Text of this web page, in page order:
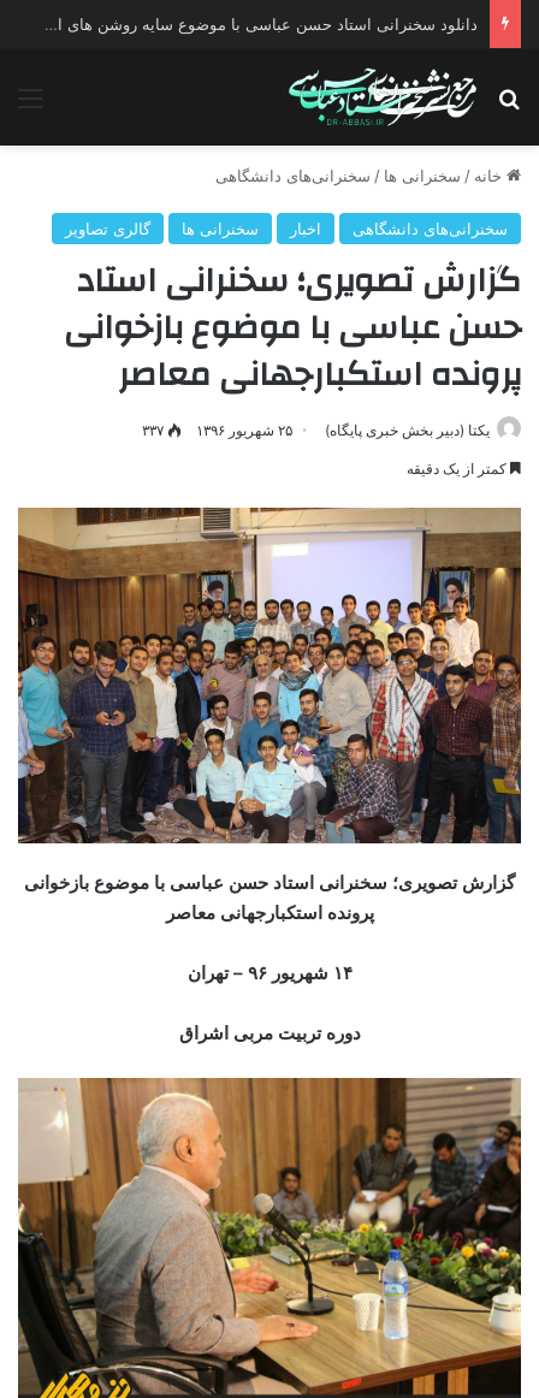
دانلود سخنرانی استاد حسن عباسی با موضوع چهار انتخاب ۱۴۰۰
جستجو برای
خانه / سخنرانی ها / سخنرانی‌های دانشگاهی
سخنرانی‌های دانشگاهی اخبار سخنرانی ها گالری تصاویر
گزارش تصویری؛ سخنرانی استاد
حسن عباسی با موضوع بازخوانی
پرونده استکبارجهانی معاصر
یکتا (دبیر بخش خبری پایگاه) ۲۵ شهریور ۱۳۹۶ ۳۳۷
کمتر از یک دقیقه
گزارش تصویری؛ سخنرانی استاد حسن عباسی با موضوع بازخوانی
پرونده استکبارجهانی معاصر
۱۴ شهریور ۹۶ – تهران
دوره تربیت مربی اشراق